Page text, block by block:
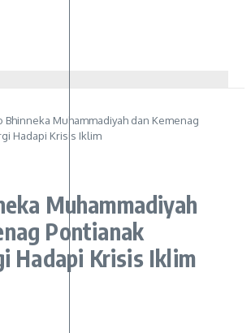
Bhinneka Muhammadiyah dan Kemenag
Hadapi Krisis Iklim
Muhammadiyah
Pontianak
Hadapi Krisis Iklim